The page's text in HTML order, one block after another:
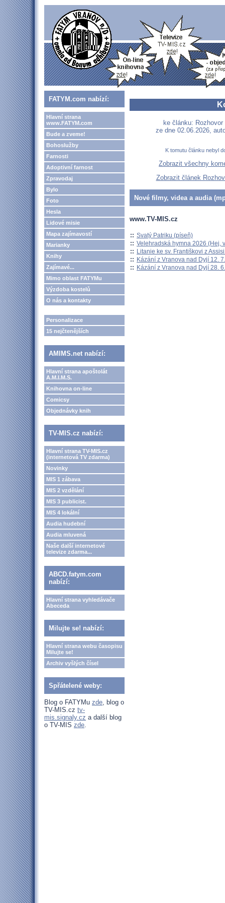
FATYM.com nabízí:
Hlavní strana
www.FATYM.com
Bude a zveme!
Bohoslužby
Farnosti
Adoptivní farnost
Zpravodaj
Bylo
Foto
Hesla
Lidové misie
Mapa zajímavostí
Marianky
Knihy
Zajímavé...
Mimo oblast FATYMu
Výzdoba kostelů
O nás a kontakty
Personalizace
15 nejčtenějších
AMIMS.net nabízí:
Hlavní strana apoštolát
A.M.I.M.S.
Knihovna on-line
Comicsy
Objednávky knih
TV-MIS.cz nabízí:
Hlavní strana TV-MIS.cz
(internetová TV zdarma)
Novinky
MIS 1 zábava
MIS 2 vzdělání
MIS 3 publicist.
MIS 4 lokální
Audia hudební
Audia mluvená
Naše další internetové
televize zdarma...
ABCD.fatym.com
nabízí:
Hlavní strana vyhledávače
Abeceda
Milujte se! nabízí:
Hlavní strana webu časopisu
Milujte se!
Archiv vyšlých čísel
Spřátelené weby:
Blog o FATYMu zde, blog o
TV-MIS.cz tv-
mis.signaly.cz a další blog
o TV-MIS zde.
ke článku:
ze dne 02.06.2026,
K tomutu článku nebyl
Zobrazit všechny
Zobrazit článek
Nové filmy, videa a audia
www.TV-MIS.cz
:: Svatý Patriku (píseň)
:: Velehradská hymna 2026 (Hej,
:: Litanie ke sv. Františkovi z
:: Kázání z Vranova nad Dyjí 12.
:: Kázání z Vranova nad Dyjí 28.